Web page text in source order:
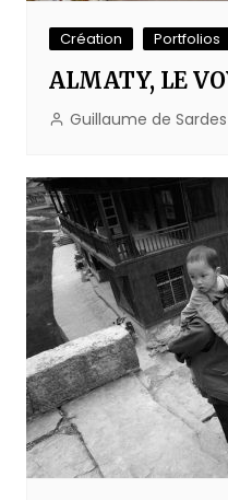
Création Portfolios
ALMATY, LE
Guillaume de Sardes